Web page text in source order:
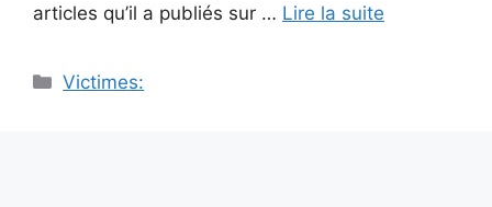
articles qu’il a publiés sur … Lire la suite
Catégories
Victimes: